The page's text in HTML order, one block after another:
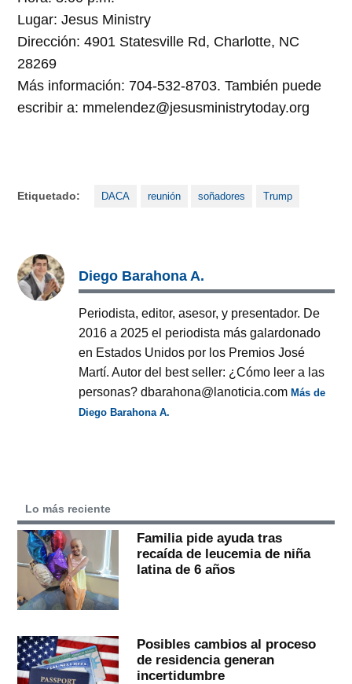
Lugar: Jesus Ministry
Dirección: 4901 Statesville Rd, Charlotte, NC
28269
Más información: 704-532-8703. También puede
escribir a: mmelendez@jesusministrytoday.org
Etiquetado: DACA reunión soñadores Trump
Diego Barahona A.
Periodista, editor, asesor, y presentador. De
2016 a 2025 el periodista más galardonado
en Estados Unidos por los Premios José
Martí. Autor del best seller: ¿Cómo leer a las
personas? dbarahona@lanoticia.comMás de
Diego Barahona A.
Lo más reciente
Familia pide ayuda tras
recaída de leucemia de niña
latina de 6 años
Posibles cambios al proceso
de residencia generan
incertidumbre